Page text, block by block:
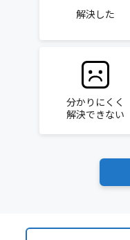
解決した
分かりにくく
解決できない